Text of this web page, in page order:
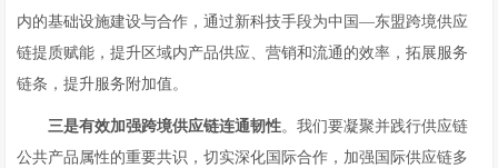
内的基础设施建设与合作，通过新科技手段为中国—东盟跨境供应
链提质赋能，提升区域内产品供应、营销和流通的效率，拓展服务
链条，提升服务附加值。
三是有效加强跨境供应链连通韧性。我们要凝聚并践行供应链
公共产品属性的重要共识，切实深化国际合作，加强国际供应链多